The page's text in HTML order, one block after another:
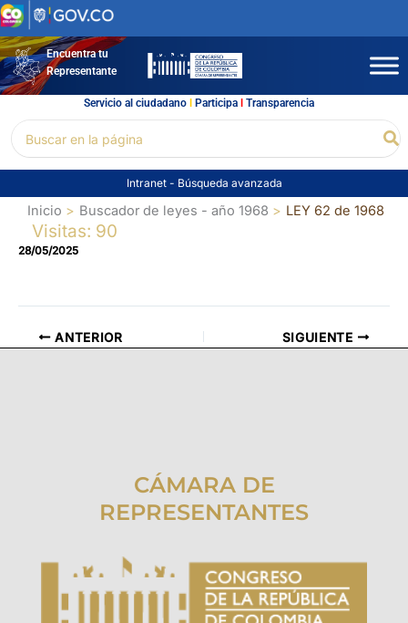
Ir
al
contenidoEncuentra tu
Representante
Servicio al ciudadano l Participal Transparencia
por:
Intranet - Búsqueda avanzada
Inicio Buscador de leyes - año 1968 LEY 62 de 1968
Visitas: 90
28/05/2025
ANTERIOR SIGUIENTE
CÁMARA DE
REPRESENTANTES